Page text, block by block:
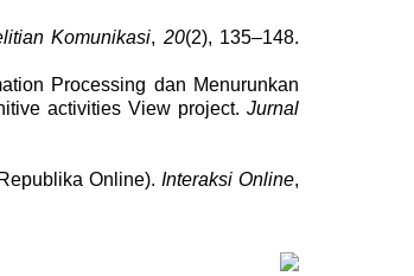
Komunikasi, 20(2), 135–148.
Processing dan Menurunkan
activities View project. Jurnal
Online).Interaksi Online,